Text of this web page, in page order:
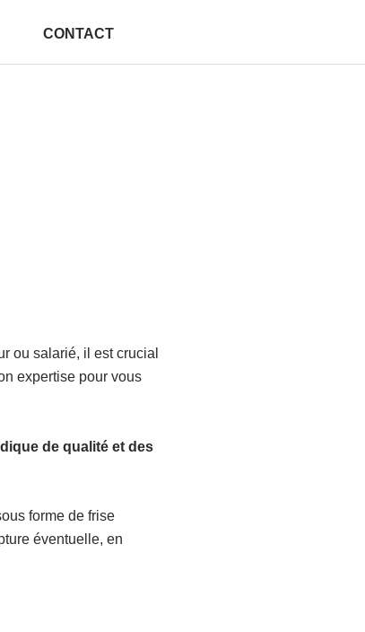
CONTACT
ou salarié, il est crucial
expertise pour vous
de qualité et des
forme de frise
éventuelle, en